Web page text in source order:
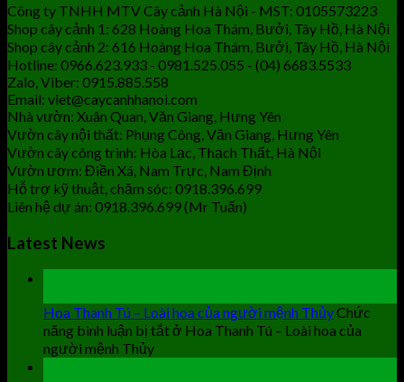
Công ty TNHH MTV Cây cảnh Hà Nội - MST: 0105573223
Shop cây cảnh 1: 628 Hoàng Hoa Thám, Bưởi, Tây Hồ, Hà Nội
Shop cây cảnh 2: 616 Hoàng Hoa Thám, Bưởi, Tây Hồ, Hà Nội
Hotline: 0966.623.933 - 0981.525.055 - (04) 6683.5533
Zalo, Viber: 0915.885.558
Email: viet@caycanhhanoi.com
Nhà vườn: Xuân Quan, Văn Giang, Hưng Yên
Vườn cây nội thất: Phụng Công, Văn Giang, Hưng Yên
Vườn cây công trình: Hòa Lạc, Thạch Thất, Hà Nội
Vườn ươm: Điền Xá, Nam Trực, Nam Định
Hỗ trợ kỹ thuật, chăm sóc: 0918.396.699
Liên hệ dự án: 0918.396.699 (Mr Tuấn)
Latest News
Hoa Thanh Tú – Loài hoa của người mệnh ThủyChức
năng bình luận bị tắtở Hoa Thanh Tú – Loài hoa của
người mệnh Thủy